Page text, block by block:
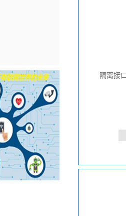
隔离接